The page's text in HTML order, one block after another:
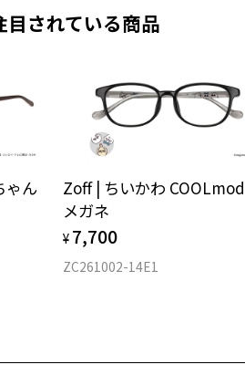
、アタッチメント込みの重さ
数を測定いただけます（無料）。
ロードしてお使いください。
されている商品
ゃん
Zoff | ちいかわ
メガネ
¥ 7,700
ZC261002-14E1